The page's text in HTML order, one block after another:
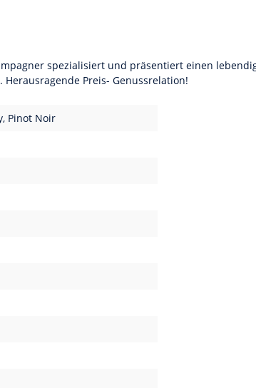
spezialisiert und präsentiert einen
Preis- Genussrelation!
Pinot Noir